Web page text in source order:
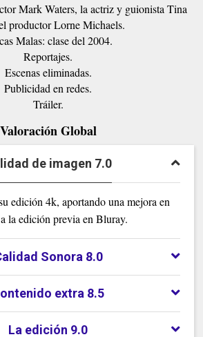
Mark Waters, la actriz y guionista Tina
productor Lorne Michaels.
Malas: clase del 2004.
Reportajes.
Escenas eliminadas.
Publicidad en redes.
Tráiler.
Valoración Global
de imagen 7.0
edición 4k, aportando una mejora en
la edición previa en Bluray.
Sonora 8.0
extra 8.5
La edición 9.0